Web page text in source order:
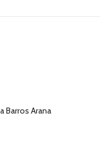
Barros Arana